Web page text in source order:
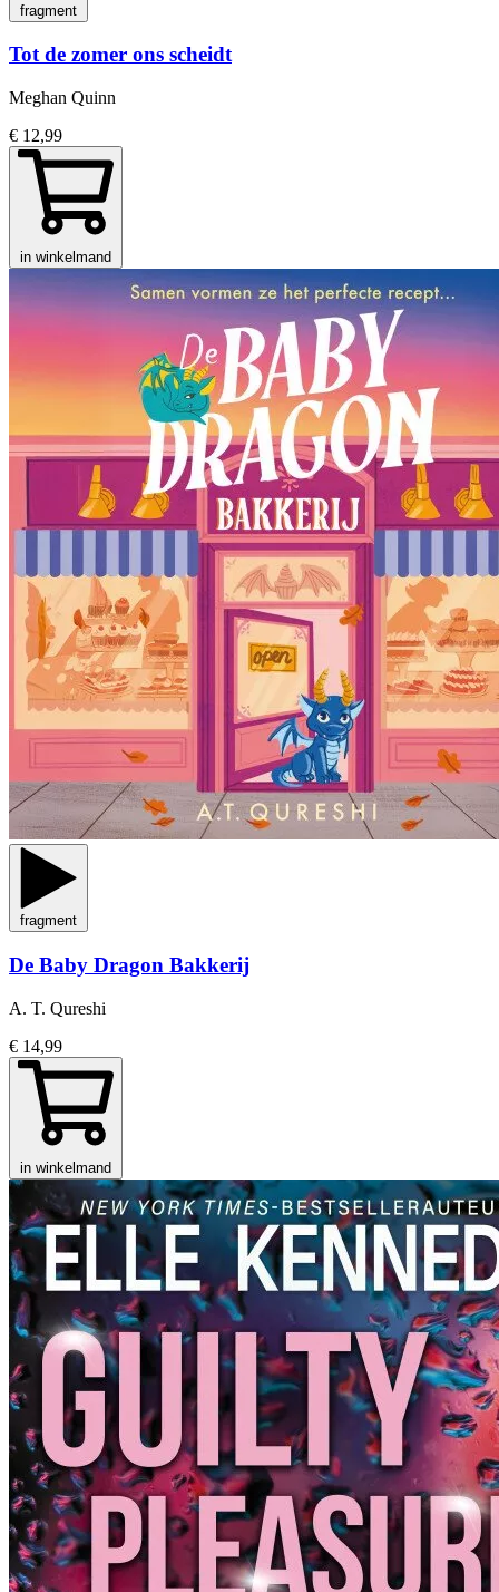
fragment
Tot de zomer ons scheidt
Meghan Quinn
€ 12,99
in winkelmand
fragment
De Baby Dragon Bakkerij
A. T. Qureshi
€ 14,99
in winkelmand